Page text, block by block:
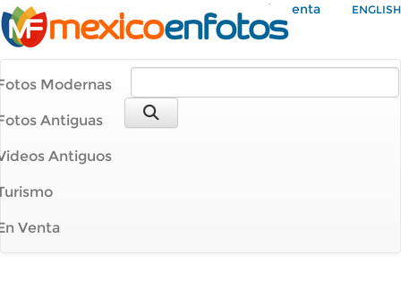
Mi Cuenta ENGLISH
Modernas
Antiguas
Antiguos
Venta